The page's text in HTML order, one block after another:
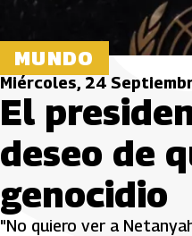
MUNDO
Miércoles, 24
El
deseo de
genocidio
"No quiero ver a